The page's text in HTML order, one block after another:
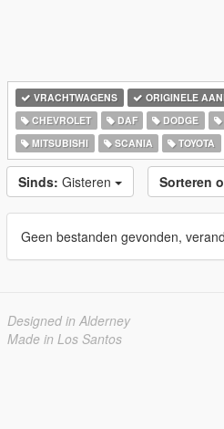
VRACHTWAGENS
ORIGINELE
CHEVROLET
DAF DODGE
MITSUBISHI
SCANIA TOYOTA
Sinds: Gisteren Sorteren
Geen bestanden gevonden,
Designed in Alderney
Made in Los Santos